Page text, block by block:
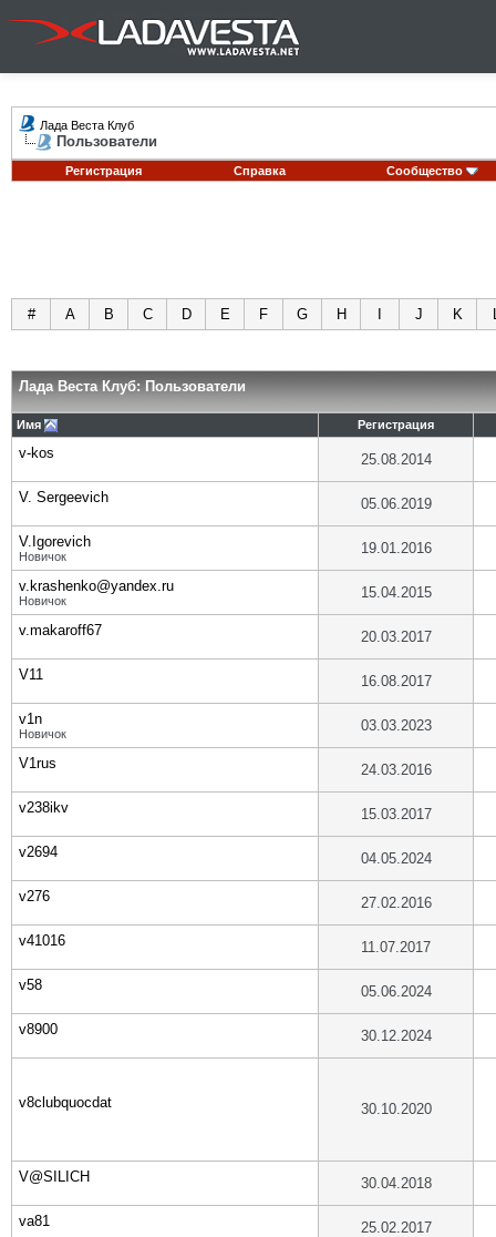
Лада Веста Клуб
Пользователи
Регистрация Справка Сообщество
# A B C D E F G H J K
Лада Веста Клуб: Пользователи
Имя Регистрация
v-kos 25.08.2014
V. Sergeevich 05.06.2019
V.Igorevich
Новичок 19.01.2016
v.krashenko@yandex.ru
Новичок 15.04.2015
v.makaroff67 20.03.2017
V11 16.08.2017
v1n
Новичок 03.03.2023
V1rus 24.03.2016
v238ikv 15.03.2017
v2694 04.05.2024
v276 27.02.2016
v41016 11.07.2017
v58 05.06.2024
v8900 30.12.2024
v8clubquocdat 30.10.2020
V@SILICH 30.04.2018
va81 25.02.2017